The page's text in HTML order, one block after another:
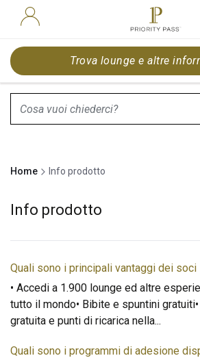
Trova lounge e altre
Home Info prodotto
Info prodotto
Quali sono i principali vantaggi dei
• Accedi a 1.900 lounge ed altre
tutto il mondo• Bibite e spuntini
gratuita e punti di ricarica nella...
Quali sono i programmi di adesione